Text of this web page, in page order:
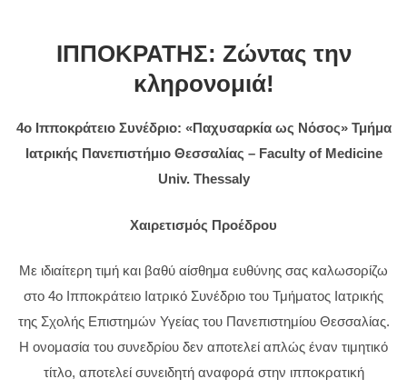
ΙΠΠΟΚΡΑΤΗΣ: Ζώντας την
κληρονομιά!
4ο Ιπποκράτειο Συνέδριο: «Παχυσαρκία ως Νόσος» Τμήμα
Ιατρικής Πανεπιστήμιο Θεσσαλίας – Faculty of Medicine
Univ. Thessaly
Χαιρετισμός Προέδρου
Με ιδιαίτερη τιμή και βαθύ αίσθημα ευθύνης σας καλωσορίζω
στο 4ο Ιπποκράτειο Ιατρικό Συνέδριο του Τμήματος Ιατρικής
της Σχολής Επιστημών Υγείας του Πανεπιστημίου Θεσσαλίας.
Η ονομασία του συνεδρίου δεν αποτελεί απλώς έναν τιμητικό
τίτλο, αποτελεί συνειδητή αναφορά στην ιπποκρατική